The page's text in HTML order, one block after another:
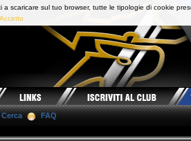
Cerca FAQ
scaricare sul tuo browser, tutte le tipologie di cookie
Accetto